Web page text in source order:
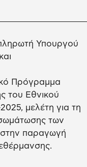
Υπουργού
Πρόγραμμα
του Εθνικού
μελέτη για τη
των
παραγωγή